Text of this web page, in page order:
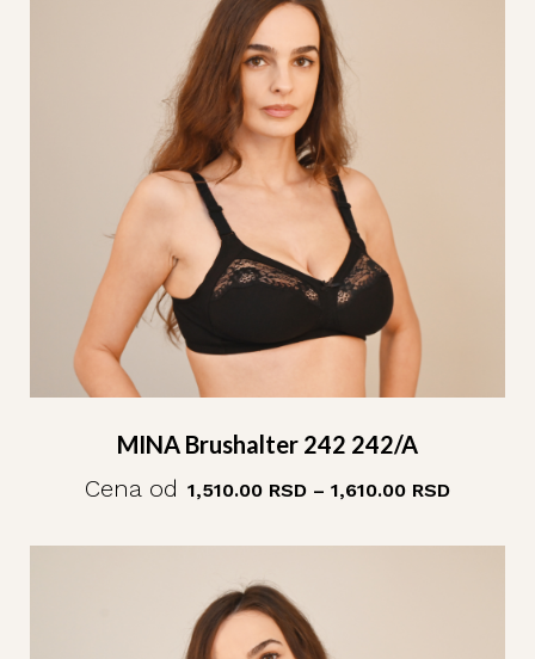
MINA Brushalter 242 242/A
Cena od 1,510.00 RSD – 1,610.00 RSD